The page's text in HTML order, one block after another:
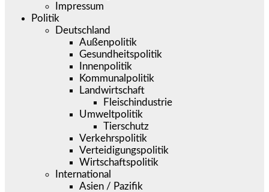
Impressum
Politik
Deutschland
Außenpolitik
Gesundheitspolitik
Innenpolitik
Kommunalpolitik
Landwirtschaft
Fleischindustrie
Umweltpolitik
Tierschutz
Verkehrspolitik
Verteidigungspolitik
Wirtschaftspolitik
International
Asien / Pazifik